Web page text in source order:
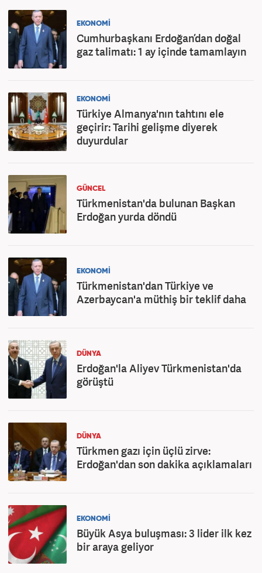
EKONOMİ
Cumhurbaşkanı Erdoğan’dan doğal
gaz talimatı: 1 ay içinde tamamlayın
EKONOMİ
Türkiye Almanya'nın tahtını ele
geçirir: Tarihi gelişme diyerek
duyurdular
GÜNCEL
Türkmenistan'da bulunan Başkan
Erdoğan yurda döndü
EKONOMİ
Türkmenistan'dan Türkiye ve
Azerbaycan'a müthiş bir teklif daha
DÜNYA
Erdoğan'la Aliyev Türkmenistan'da
görüştü
DÜNYA
Türkmen gazı için üçlü zirve:
Erdoğan'dan son dakika açıklamaları
EKONOMİ
Büyük Asya buluşması: 3 lider ilk kez
bir araya geliyor